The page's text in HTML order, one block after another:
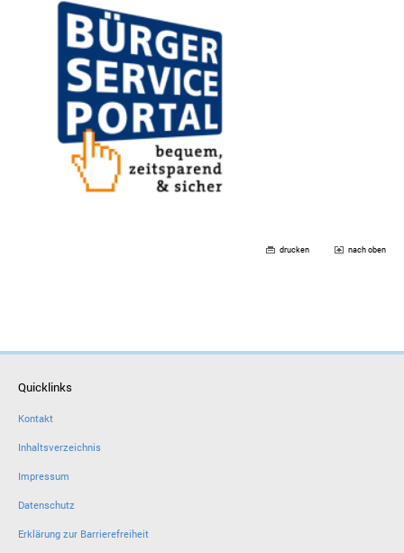
drucken nach oben
Quicklinks
Kontakt
Inhaltsverzeichnis
Impressum
Datenschutz
Erklärung zur Barrierefreiheit